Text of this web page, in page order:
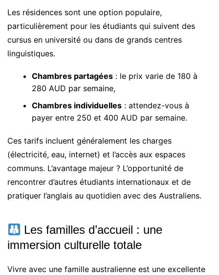
Les résidences sont une option populaire,
particulièrement pour les étudiants qui suivent des
cursus en université ou dans de grands centres
linguistiques.
Chambres partagées : le prix varie de 180 à
280 AUD par semaine,
Chambres individuelles : attendez-vous à
payer entre 250 et 400 AUD par semaine.
Ces tarifs incluent généralement les charges
(électricité, eau, internet) et l’accès aux espaces
communs. L’avantage majeur ? L’opportunité de
rencontrer d’autres étudiants internationaux et de
pratiquer l’anglais au quotidien avec des Australiens.
Les familles d’accueil : une
immersion culturelle totale
Vivre avec une famille australienne est une excellente